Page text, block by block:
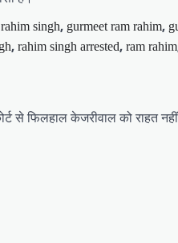
singh, gurmeet ram rahim,
, rahim singh arrested, ram rahim
से फिलहाल केजरीवाल को राहत